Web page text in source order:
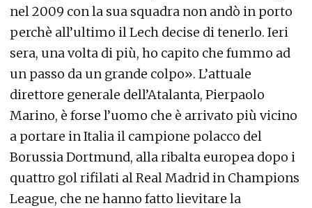
nel 2009 con la sua squadra non andò in porto
perchè all’ultimo il Lech decise di tenerlo. Ieri
sera, una volta di più, ho capito che fummo ad
un passo da un grande colpo». L’attuale
direttore generale dell’Atalanta, Pierpaolo
Marino, è forse l’uomo che è arrivato più vicino
a portare in Italia il campione polacco del
Borussia Dortmund, alla ribalta europea dopo i
quattro gol rifilati al Real Madrid in Champions
League, che ne hanno fatto lievitare la